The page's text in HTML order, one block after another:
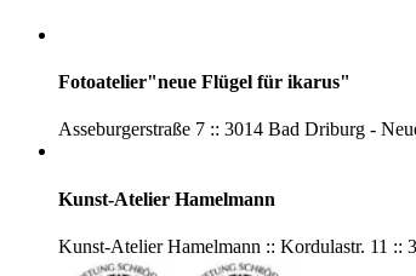
Fotoatelier"neue Flügel für ikarus"
Asseburgerstraße 7 :: 3014 Bad Driburg -
Kunst-Atelier Hamelmann
Kunst-Atelier Hamelmann :: Kordulastr. 11 ::